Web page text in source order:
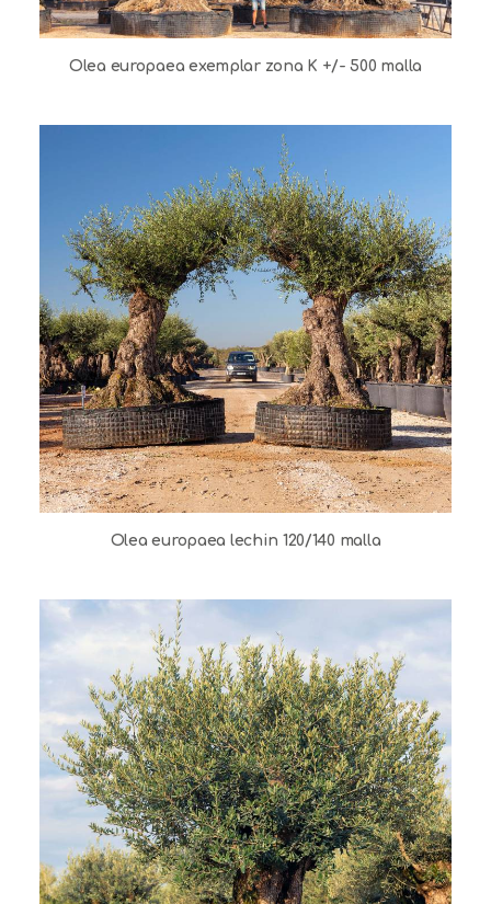
Olea europaea exemplar zona K +/- 500 malla
Olea europaea lechin 120/140 malla